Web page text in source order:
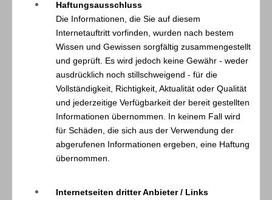
Haftungsausschluss
Die Informationen, die Sie auf diesem
Internetauftritt vorfinden, wurden nach bestem
Wissen und Gewissen sorgfältig zusammengestellt
und geprüft. Es wird jedoch keine Gewähr - weder
ausdrücklich noch stillschweigend - für die
Vollständigkeit, Richtigkeit, Aktualität oder Qualität
und jederzeitige Verfügbarkeit der bereit gestellten
Informationen übernommen. In keinem Fall wird
für Schäden, die sich aus der Verwendung der
abgerufenen Informationen ergeben, eine Haftung
übernommen.
Internetseiten dritter Anbieter / Links